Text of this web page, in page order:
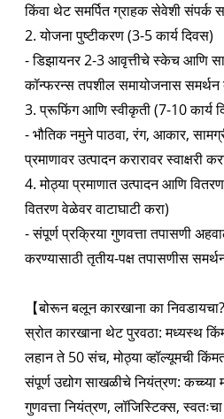
किंवा थेट समर्पित ग्राहक सेवेशी संपर्क
2. योजना पुष्टीकरण (3-5 कार्य दिवस)
- डिझायनर 2-3 आवृत्तीचे स्केच आणि
कॉन्फरन्स तपशील समायोजनास समर्थन
3. प्रूफिंग आणि स्वीकृती (7-10 कार्य
- भौतिक नमुने पाठवा, रंग, आकार,
प्रमाणावर उत्पादन करारावर स्वाक्षरी
4. मोठ्या प्रमाणात उत्पादन आणि
वितरण वेळेवर वाटाघाटी करा)
- संपूर्ण प्रक्रिया गुणवत्ता तपासणी
करण्यासाठी तृतीय-पक्ष तपासणीस समर्थन
【बोरून बलून कारखाना का निवडायचा?
स्रोत कारखाना थेट पुरवठा: मध्यस्थ
लहान ते 50 संच, मोठ्या व्हॉल्यूमची
संपूर्ण उद्योग साखळीचे नियंत्रण: कच्च्या
गुणवत्ता नियंत्रण, लॉजिस्टिक्स,